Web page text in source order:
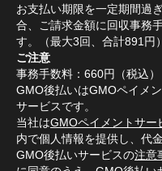
お支払い期限を一定期間過
合、ご請求金額に回収事務
す。（最大3回、合計891円）
ご注意
事務手数料：660円（税込）
GMO後払いはGMOペイメ
サービスです。
当社はGMOペイメントサー
内で個人情報を提供し、代
GMO後払いサービスの注意